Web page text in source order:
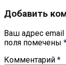
Добавить
Ваш адрес email
поля помечены
Комментарий *